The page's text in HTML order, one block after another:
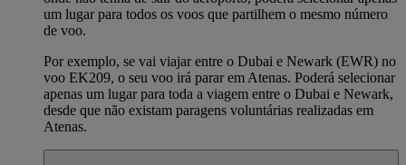
um lugar para todos os voos que partilhem o mesmo número
de voo.
Por exemplo, se vai viajar entre o Dubai e Newark (EWR) no
voo EK209, o seu voo irá parar em Atenas. Poderá selecionar
apenas um lugar para toda a viagem entre o Dubai e Newark,
desde que não existam paragens voluntárias realizadas em
Atenas.